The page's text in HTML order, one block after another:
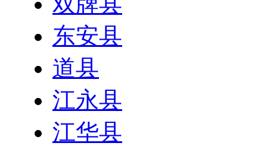
东安县
道县
江永县
江华县